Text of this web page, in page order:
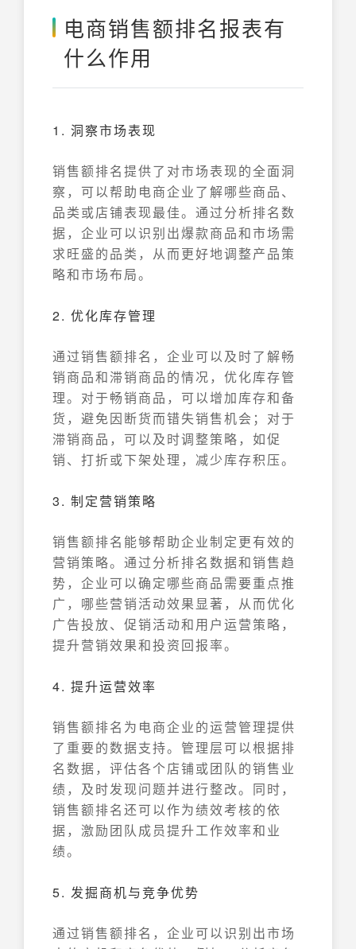
电商销售额排名报表有
什么作用
1. 洞察市场表现
销售额排名提供了对市场表现的全面洞
察，可以帮助电商企业了解哪些商品、
品类或店铺表现最佳。通过分析排名数
据，企业可以识别出爆款商品和市场需
求旺盛的品类，从而更好地调整产品策
略和市场布局。
2. 优化库存管理
通过销售额排名，企业可以及时了解畅
销商品和滞销商品的情况，优化库存管
理。对于畅销商品，可以增加库存和备
货，避免因断货而错失销售机会；对于
滞销商品，可以及时调整策略，如促
销、打折或下架处理，减少库存积压。
3. 制定营销策略
销售额排名能够帮助企业制定更有效的
营销策略。通过分析排名数据和销售趋
势，企业可以确定哪些商品需要重点推
广，哪些营销活动效果显著，从而优化
广告投放、促销活动和用户运营策略，
提升营销效果和投资回报率。
4. 提升运营效率
销售额排名为电商企业的运营管理提供
了重要的数据支持。管理层可以根据排
名数据，评估各个店铺或团队的销售业
绩，及时发现问题并进行整改。同时，
销售额排名还可以作为绩效考核的依
据，激励团队成员提升工作效率和业
绩。
5. 发掘商机与竞争优势
通过销售额排名，企业可以识别出市场